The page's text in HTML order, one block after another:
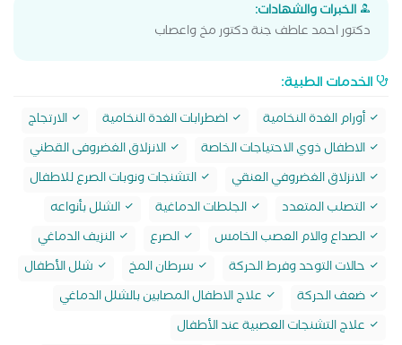
الخبرات والشهادات:
دكتور احمد عاطف جنة دكتور مخ واعصاب
الخدمات الطبية:
أورام الغدة النخامية اضطرابات الغدة النخامية
الارتجاج
الاطفال ذوي الاحتياجات الخاصة
الانزلاق الغضروفى القطني
الانزلاق الغضروفي العنقي
التشنجات ونوبات الصرع للاطفال
التصلب المتعدد
الجلطات الدماغية
الشلل بأنواعه
الصداع والام العصب الخامس
الصرع
النزيف الدماغي
حالات التوحد وفرط الحركة
سرطان المخ
شلل الأطفال
ضعف الحركة
علاج الاطفال المصابين بالشلل الدماغي
علاج التشنجات العصبية عند الأطفال